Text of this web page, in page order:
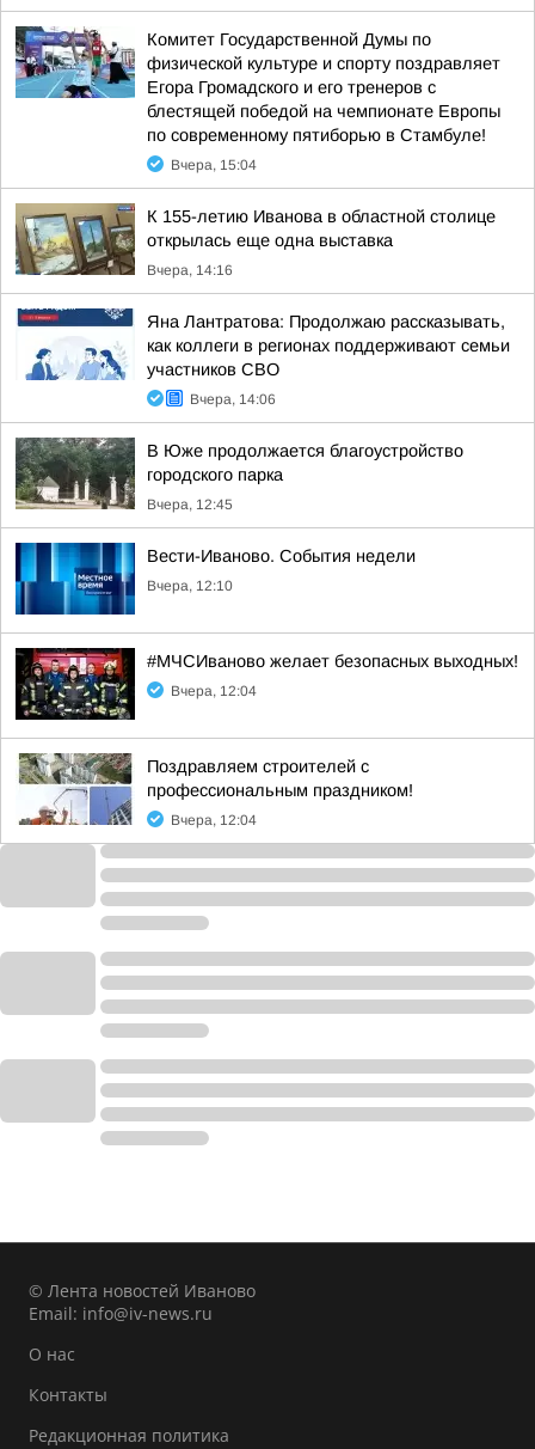
Комитет Государственной Думы по
физической культуре и спорту поздравляет
Егора Громадского и его тренеров с
блестящей победой на чемпионате Европы
по современному пятиборью в Стамбуле!
Вчера, 15:04
К 155-летию Иванова в областной столице
открылась еще одна выставка
Вчера, 14:16
Яна Лантратова: Продолжаю рассказывать,
как коллеги в регионах поддерживают семьи
участников СВО
Вчера, 14:06
В Юже продолжается благоустройство
городского парка
Вчера, 12:45
Вести-Иваново. События недели
Вчера, 12:10
#МЧСИваново желает безопасных выходных!
Вчера, 12:04
Поздравляем строителей с
профессиональным праздником!
Вчера, 12:04
© Лента новостей Иваново
Email: info@iv-news.ru
О нас
Контакты
Редакционная политика